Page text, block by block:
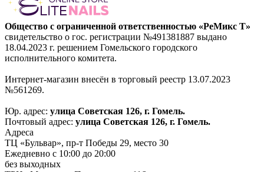
Общество с ограниченной ответственностью «РеМикс Т»
свидетельство о гос. регистрации №491381887 выдано
18.04.2023 г. решением Гомельского городского
исполнительного комитета.
Интернет-магазин внесён в торговый реестр 13.07.2023
№561269.
Юр. адрес: улица Советская 126, г. Гомель.
Почтовый адрес: улица Советская 126, г. Гомель.
Адреса
ТЦ «Бульвар», пр-т Победы 29, место 30
Ежедневно с 10:00 до 20:00
без выходных